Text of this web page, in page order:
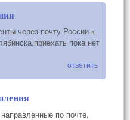
через почту России к
пока нет
ответить
по почте,